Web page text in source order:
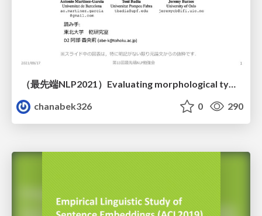
chanabek326
0 290